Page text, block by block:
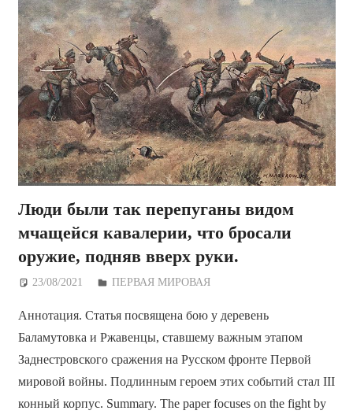
Люди были так перепуганы видом
мчащейся кавалерии, что бросали
оружие, подняв вверх руки.
23/08/2021 Дежурный по Редакции
ПЕРВАЯ МИРОВАЯ
Аннотация. Статья посвящена бою у деревень
Баламутовка и Ржавенцы, ставшему важным этапом
Заднестровского сражения на Русском фронте Первой
мировой войны. Подлинным героем этих событий стал III
конный корпус. Summary. The paper focuses on the fight by